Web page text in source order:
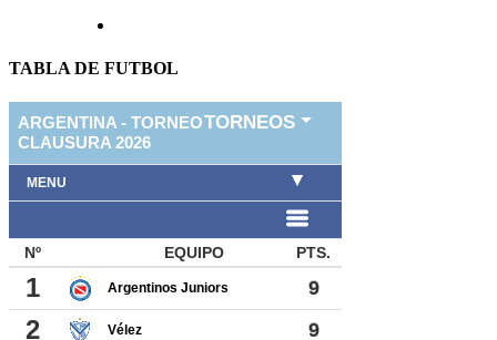
TABLA DE FUTBOL